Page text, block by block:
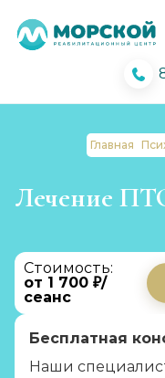
Главная
Лечение
Стоимость:
от 1 700 ₽/
сеанс
Бесплатная
Наши